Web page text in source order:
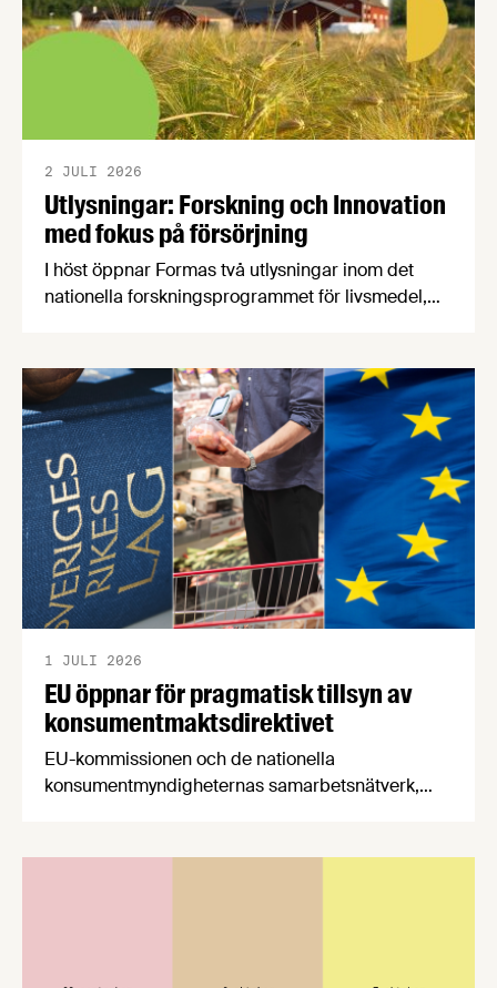
Utlysningar: Forskning och Innovation
med fokus på försörjning
2 JULI 2026
I höst öppnar Formas två utlysningar inom det
nationella forskningsprogrammet för livsmedel,
en motståndskraftig livsmedelsförsörjning", och
båda syftar till att bana väg för innovationer som
stärker Sveriges livsmedelsförsörjning.
EU öppnar för pragmatisk tillsyn av
konsumentmaktsdirektivet
1 JULI 2026
EU-kommissionen och de nationella
konsumentmyndigheternas samarbetsnätverk,